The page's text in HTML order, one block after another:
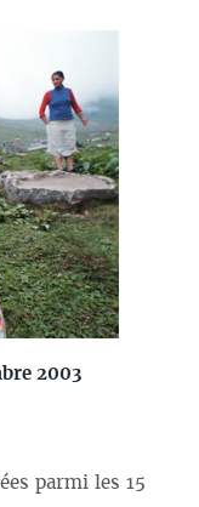
2003
parmi les 15